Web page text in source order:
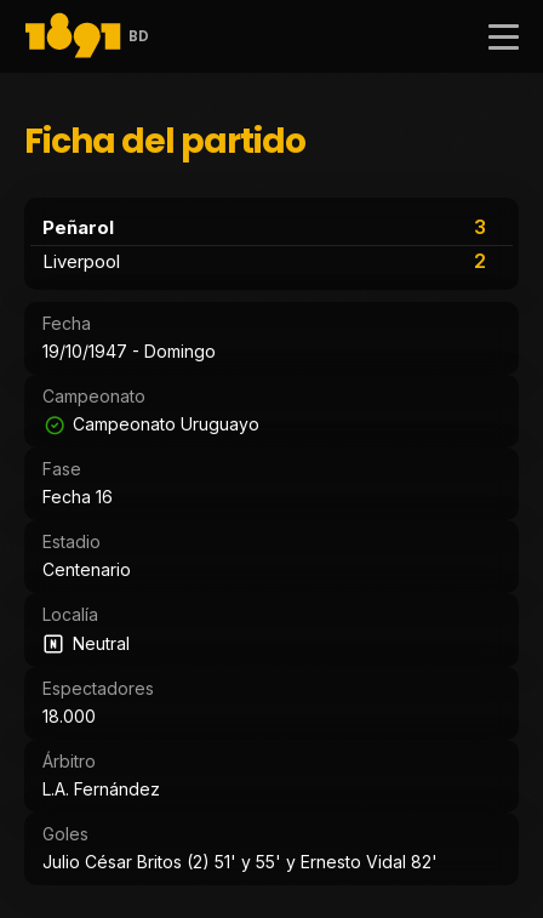
BD
Ficha del partido
Peñarol
3
2
Liverpool
Fecha
19/10/1947 - Domingo
Campeonato
Campeonato Uruguayo
Fase
Fecha 16
Estadio
Centenario
Localía
Neutral
Espectadores
18.000
Árbitro
L.A. Fernández
Goles
Julio César Britos (2) 51' y 55' y Ernesto Vidal 82'